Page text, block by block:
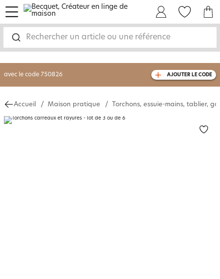
Rechercher un article ou une référence
menu
-30% sur votre commandedès 2 articles
livraison GRATUITEdès 110€ d'achat
avec le code 750826 AJOUTER LE CODE
Accueil Maison pratique Torchons, essuie-mains, tablier,